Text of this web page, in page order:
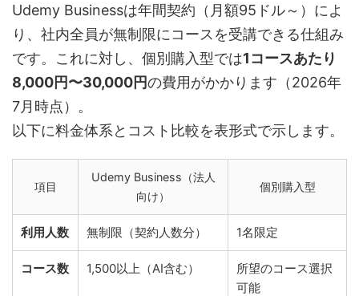
Udemy Businessは年間契約（月額95ドル～）によ
り、社内全員が無制限にコースを受講できる仕組み
です。これに対し、個別購入型では1コースあたり
8,000円〜30,000円の費用がかかります（2026年
7月時点）。
以下に料金体系とコスト比較を表形式で示します。
項目
Udemy Business（法人
向け）
個別購入型
利用人数 無制限（契約人数分） 1名限定
コース数 1,500以上（AI含む）
所望のコース選択
可能